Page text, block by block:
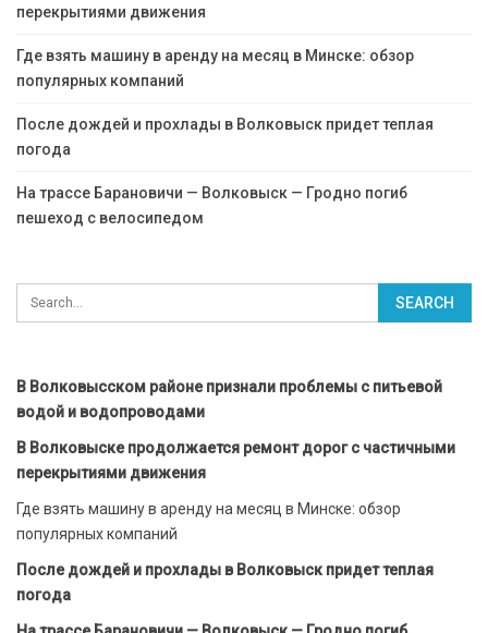
перекрытиями движения
Где взять машину в аренду на месяц в Минске: обзор
популярных компаний
После дождей и прохлады в Волковыск придет теплая
погода
На трассе Барановичи — Волковыск — Гродно погиб
пешеход с велосипедом
В Волковысском районе признали проблемы с питьевой
водой и водопроводами
В Волковыске продолжается ремонт дорог с частичными
перекрытиями движения
Где взять машину в аренду на месяц в Минске: обзор
популярных компаний
После дождей и прохлады в Волковыск придет теплая
погода